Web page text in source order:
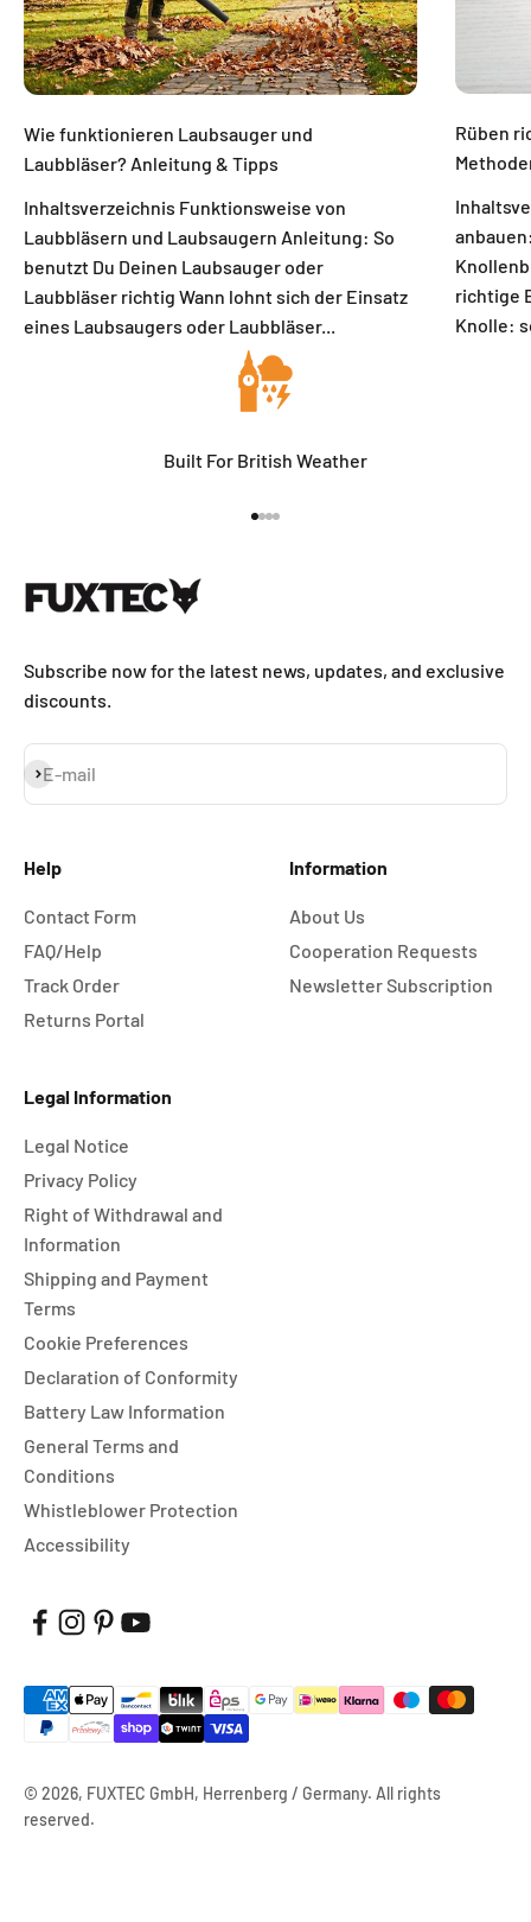
Wie funktionieren Laubsauger und
Laubbläser? Anleitung & Tipps
Inhaltsverzeichnis Funktionsweise von
Laubbläsern und Laubsaugern Anleitung: So
benutzt Du Deinen Laubsauger oder
Laubbläser richtig Wann lohnt sich der Einsatz
eines Laubsaugers oder Laubbläser...
Rüben
richtige
Knolle:
Built For British Weather
Subscribe now for the latest news, updates, and exclusive
discounts.
E-mail
Subscribe
Help
Contact Form
FAQ/Help
Track Order
Returns Portal
Information
About Us
Cooperation Requests
Newsletter Subscription
Legal Information
Legal Notice
Privacy Policy
Right of Withdrawal and
Information
Shipping and Payment
Terms
Cookie Preferences
Declaration of Conformity
Battery Law Information
General Terms and
Conditions
Whistleblower Protection
Accessibility
© 2026, FUXTEC GmbH, Herrenberg / Germany. All rights
reserved.